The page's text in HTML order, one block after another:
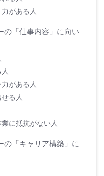
がある人
の「仕事内容」に向い
がある人
る人
に抵抗がない人
の「キャリア構築」に